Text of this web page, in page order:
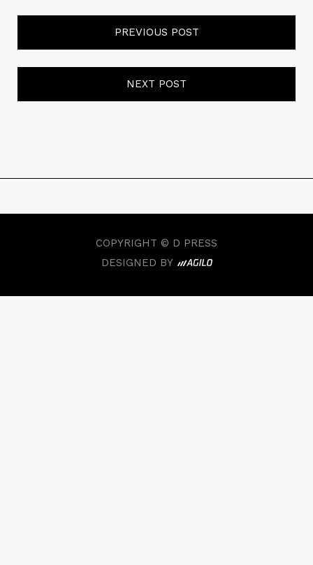
PREVIOUS POST
NEXT POST
COPYRIGHT © D PRESS
DESIGNED BY